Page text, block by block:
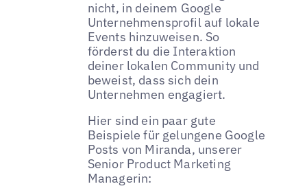
nicht, in deinem Google
Unternehmensprofil auf lokale
Events hinzuweisen. So
förderst du die Interaktion
deiner lokalen Community und
beweist, dass sich dein
Unternehmen engagiert.
Hier sind ein paar gute
Beispiele für gelungene Google
Posts von Miranda, unserer
Senior Product Marketing
Managerin: